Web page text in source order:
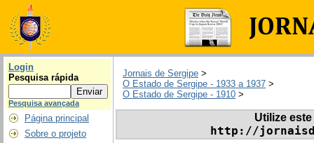
Login
Pesquisa rápida
Pesquisa avançada
Página principal
Sobre o projeto
Jornais de Sergipe >
O Estado de Sergipe - 1933 a 1937 >
O Estado de Sergipe - 1910 >
Utilize
http://